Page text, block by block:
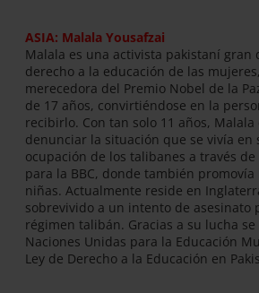
ASIA: Malala Yousafzai
Malala es una activista pakistaní gran
derecho a la educación de las
merecedora del Premio Nobel de la
de 17 años, convirtiéndose en la
recibirlo. Con tan solo 11 años, Malala
denunciar la situación que se vivía en
ocupación de los talibanes a través
para la BBC, donde también
niñas. Actualmente reside en
sobrevivido a un intento de asesinato
régimen talibán. Gracias a su lucha
Naciones Unidas para la Educación
Ley de Derecho a la Educación en